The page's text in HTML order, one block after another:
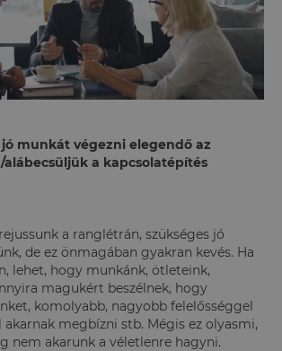
munkát végezni elegendő az
alábecsüljük a kapcsolatépítés
a ranglétrán, szükséges jó
de ez önmagában gyakran kevés. Ha
lehet, hogy munkánk, ötleteink,
magukért beszélnek, hogy
komolyabb, nagyobb felelősséggel
megbízni stb. Mégis ez olyasmi,
nem akarunk a véletlenre hagyni.